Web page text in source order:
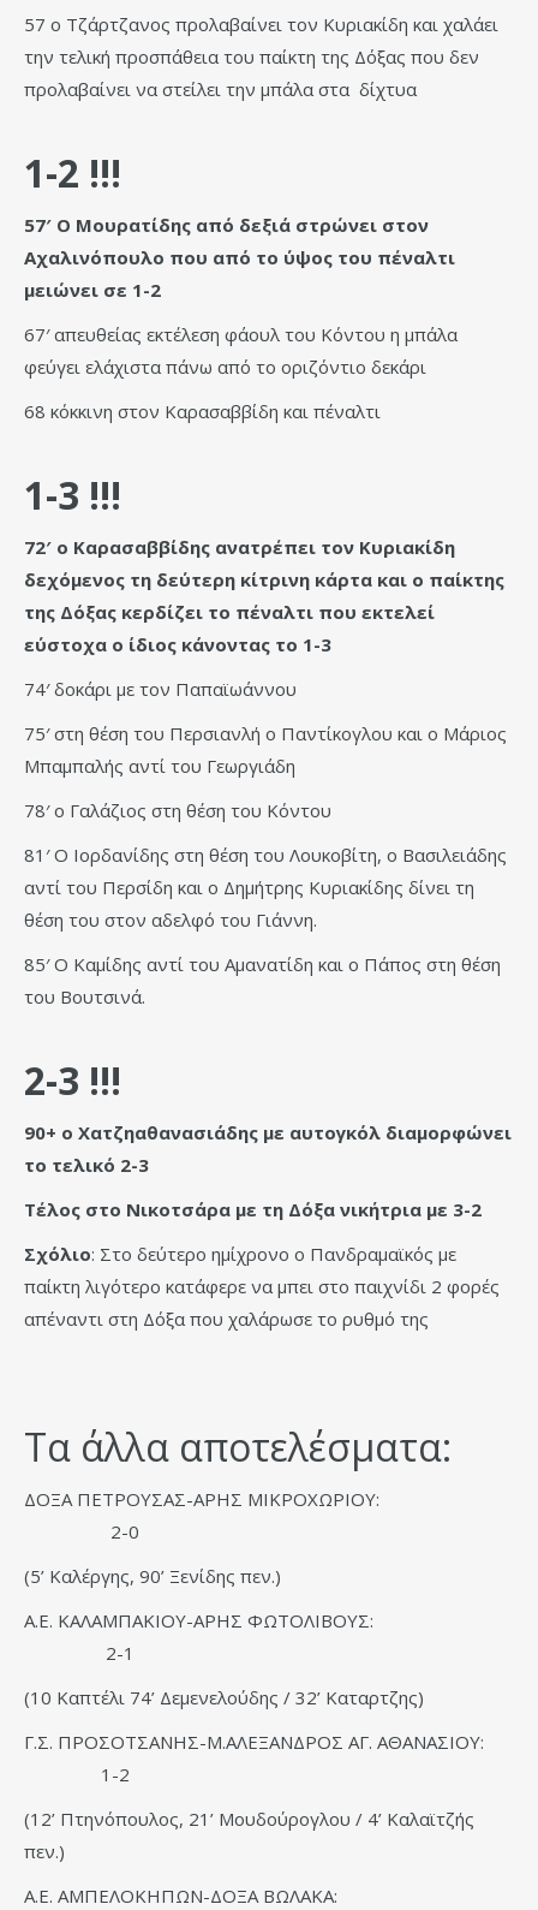
57 ο Τζάρτζανος προλαβαίνει τον Κυριακίδη και χαλάει
την τελική προσπάθεια του παίκτη της Δόξας που δεν
προλαβαίνει να στείλει την μπάλα στα δίχτυα
1-2 !!!
57′ Ο Μουρατίδης από δεξιά στρώνει στον
Αχαλινόπουλο που από το ύψος του πέναλτι
μειώνει σε 1-2
67′ απευθείας εκτέλεση φάουλ του Κόντου η μπάλα
φεύγει ελάχιστα πάνω από το οριζόντιο δεκάρι
68 κόκκινη στον Καρασαββίδη και πέναλτι
1-3 !!!
72′ ο Καρασαββίδης ανατρέπει τον Κυριακίδη
δεχόμενος τη δεύτερη κίτρινη κάρτα και ο παίκτης
της Δόξας κερδίζει το πέναλτι που εκτελεί
εύστοχα ο ίδιος κάνοντας το 1-3
74′ δοκάρι με τον Παπαϊωάννου
75′ στη θέση του Περσιανλή ο Παντίκογλου και ο Μάριος
Μπαμπαλής αντί του Γεωργιάδη
78′ ο Γαλάζιος στη θέση του Κόντου
81′ Ο Ιορδανίδης στη θέση του Λουκοβίτη, ο Βασιλειάδης
αντί του Περσίδη και ο Δημήτρης Κυριακίδης δίνει τη
θέση του στον αδελφό του Γιάννη.
85′ Ο Καμίδης αντί του Αμανατίδη και ο Πάπος στη θέση
του Βουτσινά.
2-3 !!!
90+ ο Χατζηαθανασιάδης με αυτογκόλ διαμορφώνει
το τελικό 2-3
Τέλος στο Νικοτσάρα με τη Δόξα νικήτρια με 3-2
Σχόλιο: Στο δεύτερο ημίχρονο ο Πανδραμαϊκός με
παίκτη λιγότερο κατάφερε να μπει στο παιχνίδι 2 φορές
απέναντι στη Δόξα που χαλάρωσε το ρυθμό της
Τα άλλα αποτελέσματα:
ΔΟΞΑ ΠΕΤΡΟΥΣΑΣ-ΑΡΗΣ ΜΙΚΡΟΧΩΡΙΟΥ:
2-0
(5’ Καλέργης, 90’ Ξενίδης πεν.)
Α.Ε. ΚΑΛΑΜΠΑΚΙΟΥ-ΑΡΗΣ ΦΩΤΟΛΙΒΟΥΣ:
2-1
(10 Καπτέλι 74’ Δεμενελούδης / 32’ Καταρτζης)
Γ.Σ. ΠΡΟΣΟΤΣΑΝΗΣ-Μ.ΑΛΕΞΑΝΔΡΟΣ ΑΓ. ΑΘΑΝΑΣΙΟΥ:
1-2
(12’ Πτηνόπουλος, 21’ Μουδούρογλου / 4’ Καλαϊτζής
πεν.)
Α.Ε. ΑΜΠΕΛΟΚΗΠΩΝ-ΔΟΞΑ ΒΩΛΑΚΑ: